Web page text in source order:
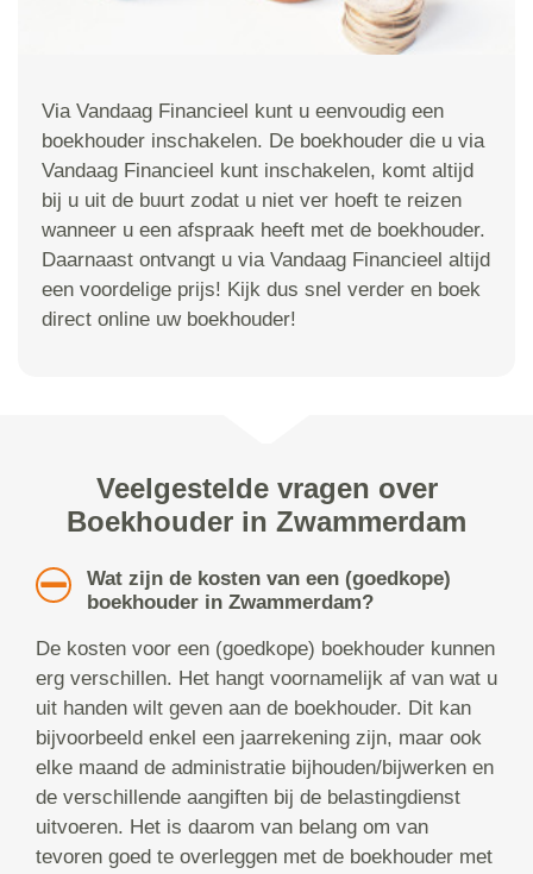
Via Vandaag Financieel kunt u eenvoudig een
boekhouder inschakelen. De boekhouder die u via
Vandaag Financieel kunt inschakelen, komt altijd
bij u uit de buurt zodat u niet ver hoeft te reizen
wanneer u een afspraak heeft met de boekhouder.
Daarnaast ontvangt u via Vandaag Financieel altijd
een voordelige prijs! Kijk dus snel verder en boek
direct online uw boekhouder!
Veelgestelde vragen over
Boekhouder in Zwammerdam
Wat zijn de kosten van een (goedkope)
boekhouder in Zwammerdam?
De kosten voor een (goedkope) boekhouder kunnen
erg verschillen. Het hangt voornamelijk af van wat u
uit handen wilt geven aan de boekhouder. Dit kan
bijvoorbeeld enkel een jaarrekening zijn, maar ook
elke maand de administratie bijhouden/bijwerken en
de verschillende aangiften bij de belastingdienst
uitvoeren. Het is daarom van belang om van
tevoren goed te overleggen met de boekhouder met